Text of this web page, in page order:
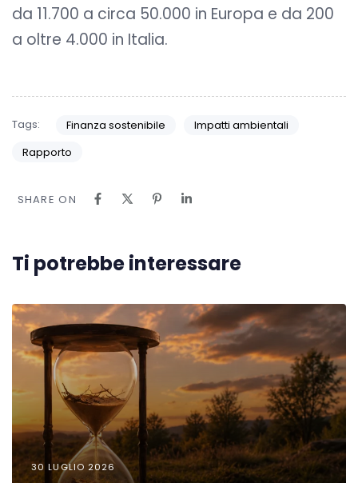
da 11.700 a circa 50.000 in Europa e da 200
a oltre 4.000 in Italia.
Tags: Finanza sostenibile
Impatti ambientali
Rapporto
SHARE ON
Ti potrebbe interessare
30 LUGLIO 2026